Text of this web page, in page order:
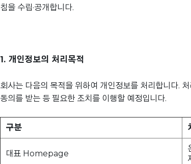
침을 수립·공개합니다.
1. 개인정보의 처리목적
회사는 다음의 목적을 위하여 개인정보를 처리합니다.
동의를 받는 등 필요한 조치를 이행할 예정입니다.
구분
대표 Homepage